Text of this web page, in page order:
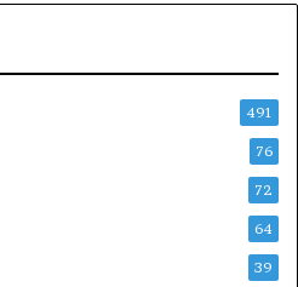
491
76
72
64
39